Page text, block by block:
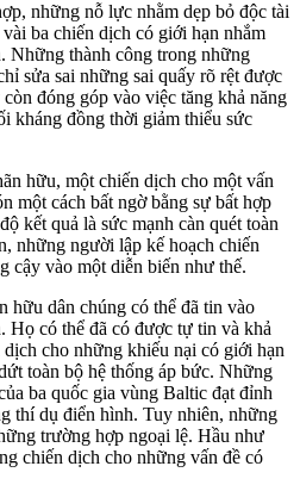
những nỗ lực nhằm dẹp bỏ độc tài
ba chiến dịch có giới hạn nhắm
Những thành công trong những
sửa sai những sai quấy rõ rệt được
đóng góp vào việc tăng khả năng
kháng đồng thời giảm thiểu sức
hữu, một chiến dịch cho một vấn
một cách bất ngờ bằng sự bất hợp
kết quả là sức mạnh càn quét toàn
những người lập kế hoạch chiến
cậy vào một diễn biến như thế.
hữu dân chúng có thể đã tin vào
Họ có thể đã có được tự tin và khả
cho những khiếu nại có giới hạn
toàn bộ hệ thống áp bức. Những
ba quốc gia vùng Baltic đạt đỉnh
thí dụ điển hình. Tuy nhiên, những
trường hợp ngoại lệ. Hầu như
chiến dịch cho những vấn đề có